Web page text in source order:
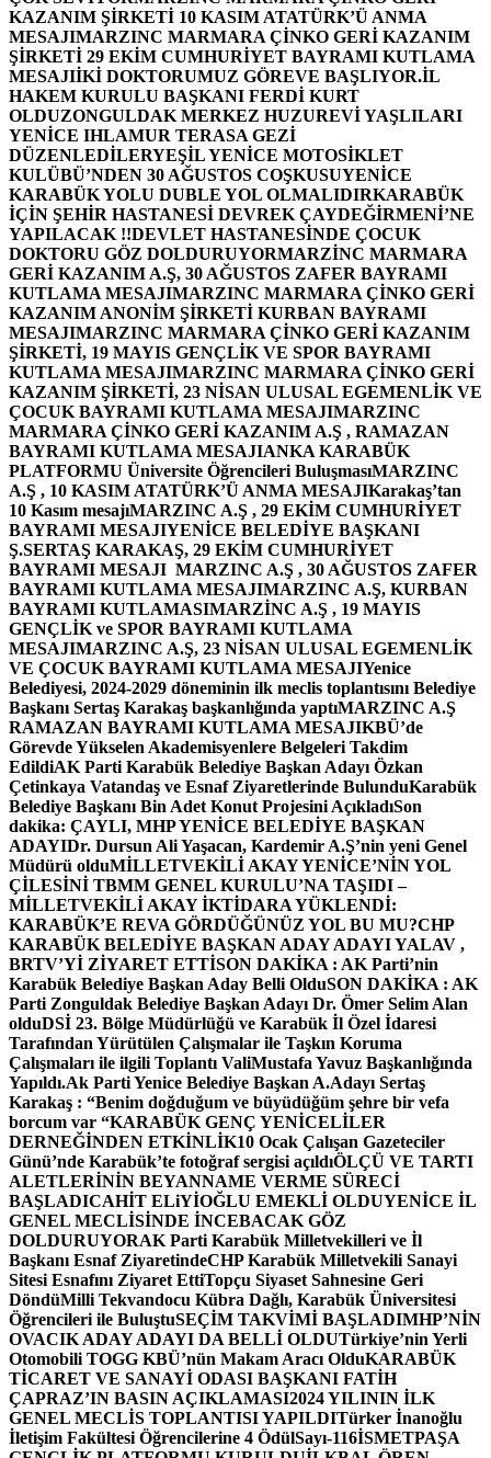
KAZANIM ŞİRKETİ 10 KASIM ATATÜRK’Ü ANMA
MESAJIMARZINC MARMARA ÇİNKO GERİ KAZANIM
ŞİRKETİ 29 EKİM CUMHURİYET BAYRAMI KUTLAMA
MESAJIİKİ DOKTORUMUZ GÖREVE BAŞLIYOR.İL
HAKEM KURULU BAŞKANI FERDİ KURT
OLDUZONGULDAK MERKEZ HUZUREVİ YAŞLILARI
YENİCE IHLAMUR TERASA GEZİ
DÜZENLEDİLERYEŞİL YENİCE MOTOSİKLET
KULÜBÜ’NDEN 30 AĞUSTOS COŞKUSUYENİCE
KARABÜK YOLU DUBLE YOL OLMALIDIRKARABÜK
İÇİN ŞEHİR HASTANESİ DEVREK ÇAYDEĞİRMENİ’NE
YAPILACAK !!DEVLET HASTANESİNDE ÇOCUK
DOKTORU GÖZ DOLDURUYORMARZİNC MARMARA
GERİ KAZANIM A.Ş, 30 AĞUSTOS ZAFER BAYRAMI
KUTLAMA MESAJIMARZINC MARMARA ÇİNKO GERİ
KAZANIM ANONİM ŞİRKETİ KURBAN BAYRAMI
MESAJIMARZINC MARMARA ÇİNKO GERİ KAZANIM
ŞİRKETİ, 19 MAYIS GENÇLİK VE SPOR BAYRAMI
KUTLAMA MESAJIMARZINC MARMARA ÇİNKO GERİ
KAZANIM ŞİRKETİ, 23 NİSAN ULUSAL EGEMENLİK VE
ÇOCUK BAYRAMI KUTLAMA MESAJIMARZINC
MARMARA ÇİNKO GERİ KAZANIM A.Ş , RAMAZAN
BAYRAMI KUTLAMA MESAJIANKA KARABÜK
PLATFORMU Üniversite Öğrencileri BuluşmasıMARZINC
A.Ş , 10 KASIM ATATÜRK’Ü ANMA MESAJIKarakaş’tan
10 Kasım mesajıMARZINC A.Ş , 29 EKİM CUMHURİYET
BAYRAMI MESAJIYENİCE BELEDİYE BAŞKANI
Ş.SERTAŞ KARAKAŞ, 29 EKİM CUMHURİYET
BAYRAMI MESAJI MARZINC A.Ş , 30 AĞUSTOS ZAFER
BAYRAMI KUTLAMA MESAJIMARZINC A.Ş, KURBAN
BAYRAMI KUTLAMASIMARZİNC A.Ş , 19 MAYIS
GENÇLİK ve SPOR BAYRAMI KUTLAMA
MESAJIMARZINC A.Ş, 23 NİSAN ULUSAL EGEMENLİK
VE ÇOCUK BAYRAMI KUTLAMA MESAJIYenice
Belediyesi, 2024-2029 döneminin ilk meclis toplantısını Belediye
Başkanı Sertaş Karakaş başkanlığında yaptıMARZINC A.Ş
RAMAZAN BAYRAMI KUTLAMA MESAJIKBÜ’de
Görevde Yükselen Akademisyenlere Belgeleri Takdim
EdildiAK Parti Karabük Belediye Başkan Adayı Özkan
Çetinkaya Vatandaş ve Esnaf Ziyaretlerinde BulunduKarabük
Belediye Başkanı Bin Adet Konut Projesini AçıkladıSon
dakika: ÇAYLI, MHP YENİCE BELEDİYE BAŞKAN
ADAYIDr. Dursun Ali Yaşacan, Kardemir A.Ş’nin yeni Genel
Müdürü olduMİLLETVEKİLİ AKAY YENİCE’NİN YOL
ÇİLESİNİ TBMM GENEL KURULU’NA TAŞIDI –
MİLLETVEKİLİ AKAY İKTİDARA YÜKLENDİ:
KARABÜK’E REVA GÖRDÜĞÜNÜZ YOL BU MU?CHP
KARABÜK BELEDİYE BAŞKAN ADAY ADAYI YALAV ,
BRTV’Yİ ZİYARET ETTİSON DAKİKA : AK Parti’nin
Karabük Belediye Başkan Aday Belli OlduSON DAKİKA : AK
Parti Zonguldak Belediye Başkan Adayı Dr. Ömer Selim Alan
olduDSİ 23. Bölge Müdürlüğü ve Karabük İl Özel İdaresi
Tarafından Yürütülen Çalışmalar ile Taşkın Koruma
Çalışmaları ile ilgili Toplantı ValiMustafa Yavuz Başkanlığında
Yapıldı.Ak Parti Yenice Belediye Başkan A.Adayı Sertaş
Karakaş : “Benim doğduğum ve büyüdüğüm şehre bir vefa
borcum var “KARABÜK GENÇ YENİCELİLER
DERNEĞİNDEN ETKİNLİK10 Ocak Çalışan Gazeteciler
Günü’nde Karabük’te fotoğraf sergisi açıldıÖLÇÜ VE TARTI
ALETLERİNİN BEYANNAME VERME SÜRECİ
BAŞLADICAHİT ELiYİOĞLU EMEKLİ OLDUYENİCE İL
GENEL MECLİSİNDE İNCEBACAK GÖZ
DOLDURUYORAK Parti Karabük Milletvekilleri ve İl
Başkanı Esnaf ZiyaretindeCHP Karabük Milletvekili Sanayi
Sitesi Esnafını Ziyaret EttiTopçu Siyaset Sahnesine Geri
DöndüMilli Tekvandocu Kübra Dağlı, Karabük Üniversitesi
Öğrencileri ile BuluştuSEÇİM TAKVİMİ BAŞLADIMHP’NİN
OVACIK ADAY ADAYI DA BELLİ OLDUTürkiye’nin Yerli
Otomobili TOGG KBÜ’nün Makam Aracı OlduKARABÜK
TİCARET VE SANAYİ ODASI BAŞKANI FATİH
ÇAPRAZ’IN BASIN AÇIKLAMASI2024 YILININ İLK
GENEL MECLİS TOPLANTISI YAPILDITürker İnanoğlu
İletişim Fakültesi Öğrencilerine 4 ÖdülSayı-116İSMETPAŞA